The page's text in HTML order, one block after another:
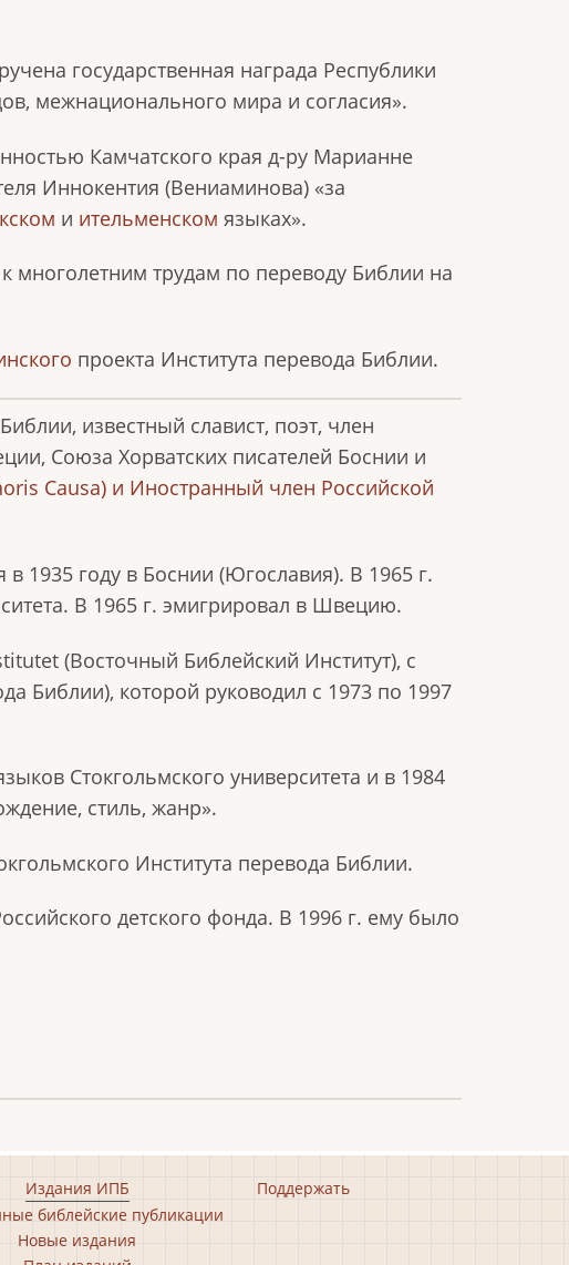
государственная награда Республики
межнационального мира и согласия».
Камчатского края д-ру Марианне
Иннокентия (Вениаминова) «за
и ительменском языках».
многолетним трудам по переводу Библии на
проекта Института перевода Библии.
известный славист, поэт, член
Союза Хорватских писателей Боснии и
Causa) и Иностранный член Российской
1935 году в Боснии (Югославия). В 1965 г.
В 1965 г. эмигрировал в Швецию.
(Восточный Библейский Институт), с
Библии), которой руководил с 1973 по 1997
Стокгольмского университета и в 1984
стиль, жанр».
Института перевода Библии.
детского фонда. В 1996 г. ему было
Издания ИПБ
библейские публикации
Новые издания
Поддержать